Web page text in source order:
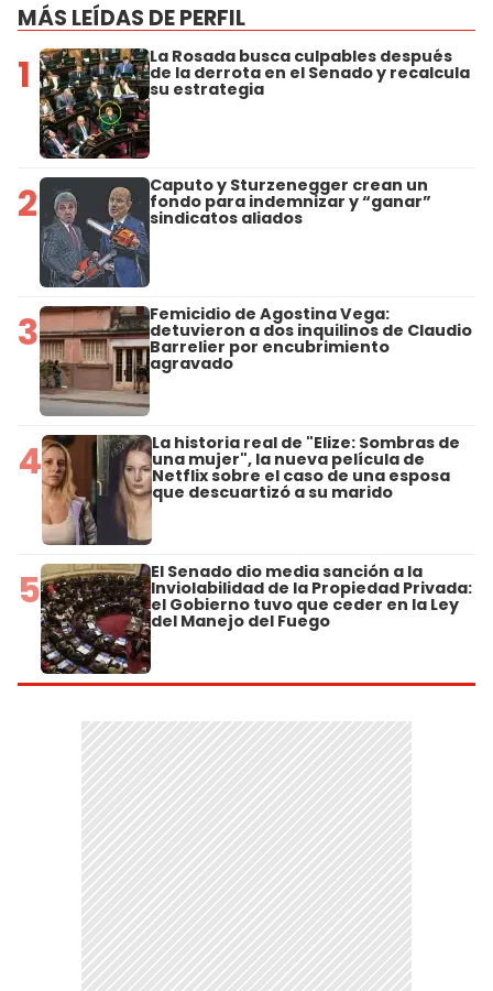
MÁS LEÍDAS DE PERFIL
1 La Rosada busca culpables después
de la derrota en el Senado y recalcula
su estrategia
2 Caputo y Sturzenegger crean un
fondo para indemnizar y “ganar”
sindicatos aliados
3 Femicidio de Agostina Vega:
detuvieron a dos inquilinos de Claudio
Barrelier por encubrimiento
agravado
4 La historia real de "Elize: Sombras de
una mujer", la nueva película de
Netflix sobre el caso de una esposa
que descuartizó a su marido
5 El Senado dio media sanción a la
Inviolabilidad de la Propiedad Privada:
el Gobierno tuvo que ceder en la Ley
del Manejo del Fuego